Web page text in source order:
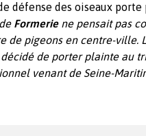
défense des oiseaux
Formeriene pensait pas
de pigeons en centre-ville.
de porter plainte au
venant de Seine-